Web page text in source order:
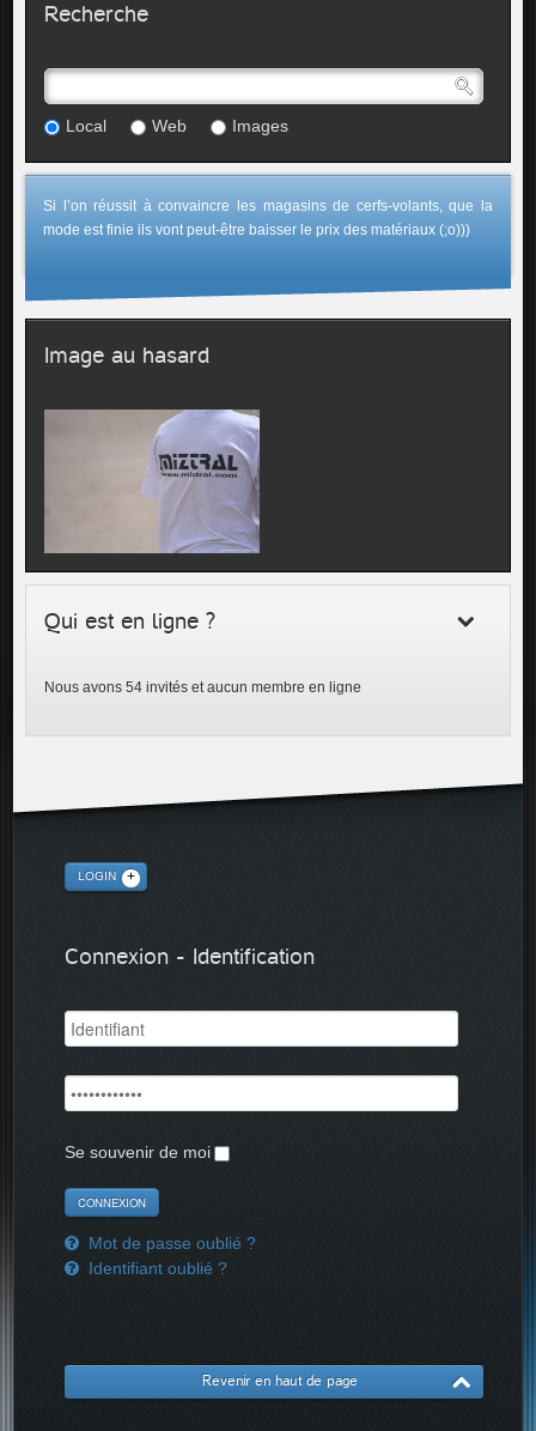
Recherche
Local Web Images
Si l’on réussit à convaincre les magasins de cerfs-volants, que la
mode est finie ils vont peut-être baisser le prix des matériaux (;o)))
Image au hasard
Qui est en ligne ?
Nous avons 54 invités et aucun membre en ligne
LOGIN
Connexion - Identification
Se souvenir de moi
Mot de passe oublié ?
Identifiant oublié ?
Revenir en haut de page